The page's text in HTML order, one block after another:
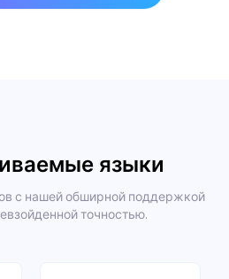
языки
с нашей обширной поддержкой
точностью.